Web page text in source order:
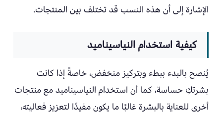
الإشارة إلى أن هذه النسب قد تختلف بين المنتجات.
كيفية استخدام النياسيناميد
يُنصح بالبدء ببطء وبتركيز منخفض، خاصةً إذا كانت
بشرتكِ حساسة، كما أن استخدام النياسيناميد مع منتجات
أخرى للعناية بالبشرة غالبًا ما يكون مفيدًا لتعزيز فعاليته،